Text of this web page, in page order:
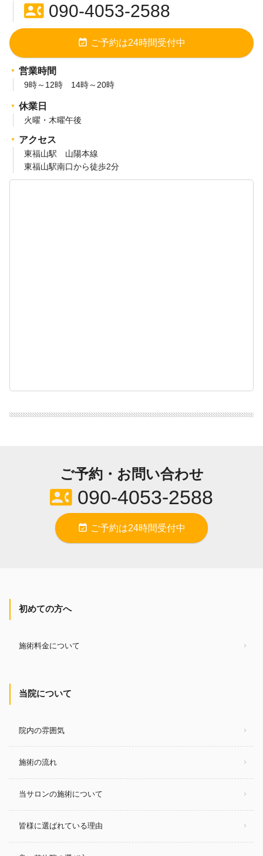
contact_phone090-4053-2588
event_available ご予約は24時間受付中
営業時間
9時～12時 14時～20時
休業日
火曜・木曜午後
アクセス
東福山駅 山陽本線
東福山駅南口から徒歩2分
ご予約・お問い合わせ
contact_phone 090-4053-2588
event_available ご予約は24時間受付中
初めての方へ
施術料金について
当院について
院内の雰囲気
施術の流れ
当サロンの施術について
皆様に選ばれている理由